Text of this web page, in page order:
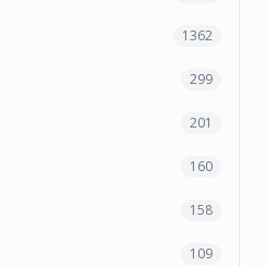
1362
299
201
160
158
109